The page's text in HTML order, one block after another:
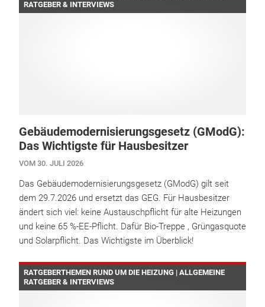
RATGEBER & INTERVIEWS
Gebäudemodernisierungsgesetz (GModG):
Das Wichtigste für Hausbesitzer
VOM 30. JULI 2026
Das Gebäudemodernisierungsgesetz (GModG) gilt seit
dem 29.7.2026 und ersetzt das GEG. Für Hausbesitzer
ändert sich viel: keine Austauschpflicht für alte Heizungen
und keine 65 %-EE-Pflicht. Dafür Bio-Treppe , Grüngasquote
und Solarpflicht. Das Wichtigste im Überblick!
RATGEBERTHEMEN RUND UM DIE HEIZUNG | ALLGEMEINE
RATGEBER & INTERVIEWS